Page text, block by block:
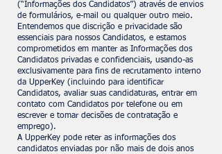
(“Informações dos Candidatos”) através de envios
de formulários, e-mail ou qualquer outro meio.
Entendemos que discrição e privacidade são
essenciais para nossos Candidatos, e estamos
comprometidos em manter as Informações dos
Candidatos privadas e confidenciais, usando-as
exclusivamente para fins de recrutamento interno
da UpperKey (incluindo para identificar
Candidatos, avaliar suas candidaturas, entrar em
contato com Candidatos por telefone ou em
escrever e tomar decisões de contratação e
emprego).
A UpperKey pode reter as informações dos
candidatos enviadas por não mais de dois anos